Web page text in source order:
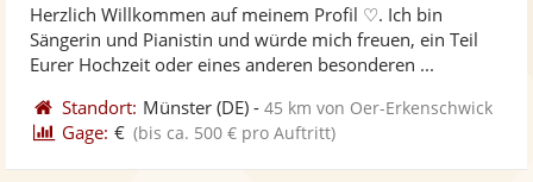
Herzlich Willkommen auf meinem Profil ♡. Ich bin
Sängerin und Pianistin und würde mich freuen, ein Teil
Eurer Hochzeit oder eines anderen besonderen ...
Standort: Münster (DE) -45 km von Oer-Erkenschwick
Gage: € (bis ca. 500 € pro Auftritt)